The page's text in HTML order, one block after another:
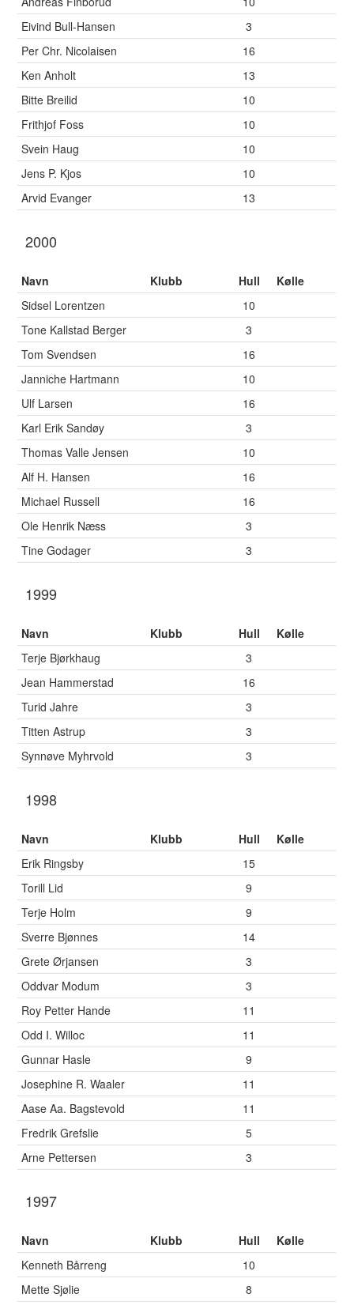
Eivind Bull-Hansen
3
Per Chr. Nicolaisen
16
Ken Anholt
13
Bitte Breilid
10
Frithjof Foss
10
Svein Haug
10
Jens P. Kjos
10
Arvid Evanger
13
2000
Navn Klubb Hull
Kølle
Sidsel Lorentzen
10
Tone Kallstad Berger
3
Tom Svendsen
16
Janniche Hartmann
10
Ulf Larsen
16
Karl Erik Sandøy
3
Thomas Valle Jensen
10
Alf H. Hansen
16
Michael Russell
16
Ole Henrik Næss
3
Tine Godager
3
1999
Navn Klubb Hull
Kølle
Terje Bjørkhaug
3
Jean Hammerstad
16
Turid Jahre
3
Titten Astrup
3
Synnøve Myhrvold
3
1998
Navn Klubb Hull
Kølle
Erik Ringsby
15
Torill Lid
9
Terje Holm
9
Sverre Bjønnes
14
Grete Ørjansen
3
Oddvar Modum
3
Roy Petter Hande
11
Odd I. Willoc
11
Gunnar Hasle
9
Josephine R. Waaler
11
Aase Aa. Bagstevold
11
Fredrik Grefslie
5
Arne Pettersen
3
1997
Navn Klubb Hull
Kølle
Kenneth Bårreng
10
Mette Sjølie
8